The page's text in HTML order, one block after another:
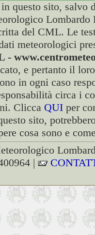
questo sito, salvo
del CML. Le
meteorologici
e pertanto il
in ogni caso
circa i
Clicca QUIper
sito,
cosa sono e
|